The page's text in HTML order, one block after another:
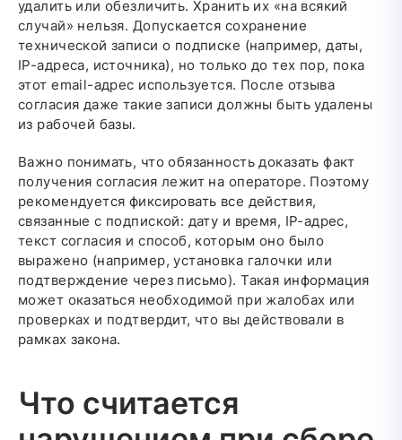
удалить или обезличить. Хранить их «на всякий
случай» нельзя. Допускается сохранение
технической записи о подписке (например, даты,
IP-адреса, источника), но только до тех пор, пока
этот email-адрес используется. После отзыва
согласия даже такие записи должны быть удалены
из рабочей базы.
Важно понимать, что обязанность доказать факт
получения согласия лежит на операторе. Поэтому
рекомендуется фиксировать все действия,
связанные с подпиской: дату и время, IP-адрес,
текст согласия и способ, которым оно было
выражено (например, установка галочки или
подтверждение через письмо). Такая информация
может оказаться необходимой при жалобах или
проверках и подтвердит, что вы действовали в
рамках закона.
Что считается